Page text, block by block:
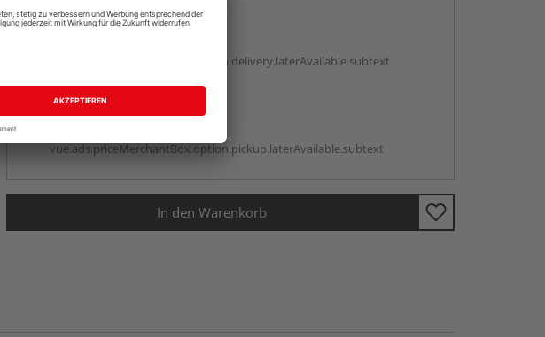
Online bestellen
vue.ads.priceMerchantBox.option.delivery.laterAvailable.subtext
Beim Händler abholen
vue.ads.priceMerchantBox.option.pickup.laterAvailable.subtext
In den Warenkorb